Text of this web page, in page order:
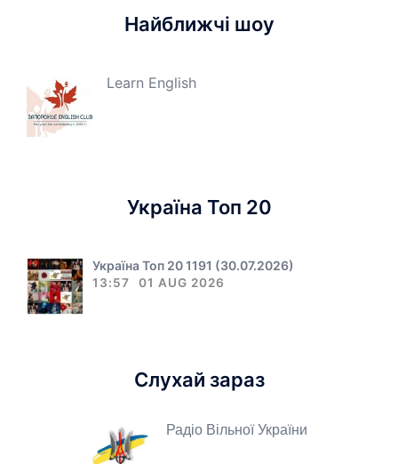
Найближчі шоу
Learn English
Україна Топ 20
Україна Топ 20 1191 (30.07.2026)
13:57 01 AUG 2026
Слухай зараз
Радіо Вільної України